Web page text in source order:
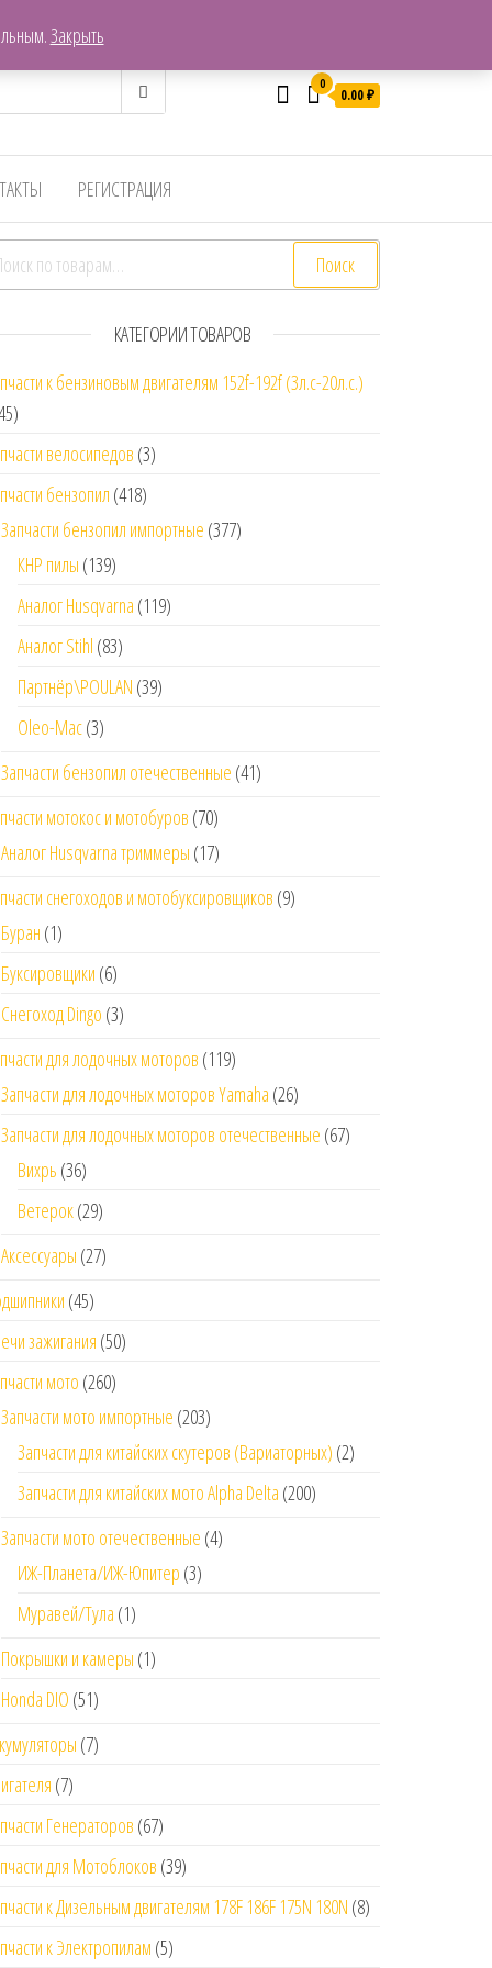
0
0.00₽
РЕГИСТРАЦИЯ
Поиск
КАТЕГОРИИ ТОВАРОВ
к бензиновым двигателям 152f-192f (3л.с-20л.с.)
велосипедов (3)
бензопил (418)
Запчасти бензопил импортные (377)
КНР пилы (139)
Аналог Husqvarna (119)
Аналог Stihl (83)
Партнёр\POULAN (39)
Oleo-Mac(3)
Запчасти бензопил отечественные (41)
мотокос и мотобуров (70)
Аналог Husqvarna триммеры (17)
снегоходов и мотобуксировщиков (9)
Буран (1)
Буксировщики (6)
Снегоход Dingo (3)
для лодочных моторов (119)
Запчасти для лодочных моторов Yamaha (26)
Запчасти для лодочных моторов отечественные (67)
Вихрь (36)
Ветерок(29)
Аксессуары (27)
(45)
зажигания (50)
мото (260)
Запчасти мото импортные (203)
Запчасти для китайских скутеров (Вариаторных) (2)
Запчасти для китайских мото Alpha Delta (200)
Запчасти мото отечественные (4)
ИЖ-Планета/ИЖ-Юпитер (3)
Муравей/Тула (1)
Покрышки и камеры (1)
Honda DIO (51)
(7)
(7)
Генераторов (67)
для Мотоблоков (39)
к Дизельным двигателям 178F 186F 175N 180N (8)
к Электропилам (5)
Закрыть